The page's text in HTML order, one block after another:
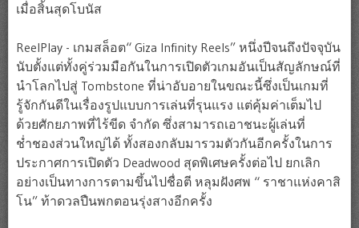
เมื่อสิ้นสุดโบนัส
ReelPlay - เกมสล็อต“ Giza Infinity Reels” หนึ่งปีจนถึงปัจจุบัน
นับตั้งแต่ทั้งคู่ร่วมมือกันในการเปิดตัวเกมอันเป็นสัญลักษณ์ที่
นำโลกไปสู่ ​​Tombstone ที่น่าอับอายในขณะนี้ซึ่งเป็นเกมที่
รู้จักกันดีในเรื่องรูปแบบการเล่นที่รุนแรง แต่คุ้มค่าเต็มไป
ด้วยศักยภาพที่ไร้ขีด จำกัด ซึ่งสามารถเอาชนะผู้เล่นที่
ช่ำชองส่วนใหญ่ได้ ทั้งสองกลับมารวมตัวกันอีกครั้งในการ
ประกาศการเปิดตัว Deadwood สุดพิเศษครั้งต่อไป ยกเลิก
อย่างเป็นทางการตามขึ้นไปชื่อตี หลุมฝังศพ “ ราชาแห่งคาสิ
โน” ท้าดวลปืนพกตอนรุ่งสางอีกครั้ง